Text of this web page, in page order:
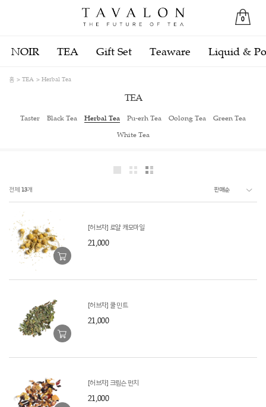
0
NOIR TEA Gift Set Teaware Liquid &
홈 TEA Herbal Tea
TEA
Taster Black Tea Herbal Tea Pu-erh Tea Oolong Tea
Green Tea
White Tea
전체 13개
[허브차] 로얄 캐모마일
21,000
[허브차] 쿨 민트
21,000
[허브차] 크림슨 펀치
21,000